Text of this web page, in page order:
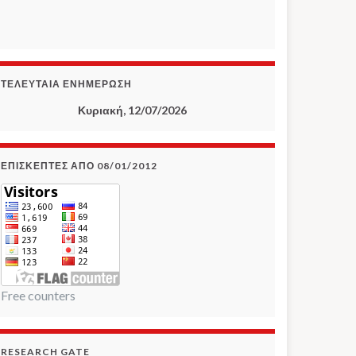
ΤΕΛΕΥΤΑΊΑ ΕΝΗΜΈΡΩΣΗ
Κυριακή, 12/07/2026
ΕΠΙΣΚΈΠΤΕΣ ΑΠΌ 08/01/2012
Free counters
RESEARCH GATE